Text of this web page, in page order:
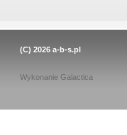
(C) 2026 a-b-s.pl
Wykonanie Galactica